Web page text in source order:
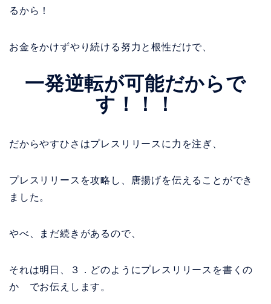
るから！
お金をかけずやり続ける努力と根性だけで、
一発逆転が可能だからで
す！！！
だからやすひさはプレスリリースに力を注ぎ、
プレスリリースを攻略し、唐揚げを伝えることができ
ました。
やべ、まだ続きがあるので、
それは明日、３．どのようにプレスリリースを書くの
か でお伝えします。